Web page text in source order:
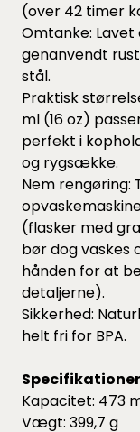
(over 42 timer
Omtanke: Lavet
genanvendt
stål.
Praktisk
ml (16 oz)
perfekt i
og rygsække.
Nem rengøring:
(flasker med
bør dog vaskes
hånden for at
detaljerne).
Sikkerhed:
helt fri for BPA.
Specifikationer
Kapacitet: 473
Vægt: 399,7 g